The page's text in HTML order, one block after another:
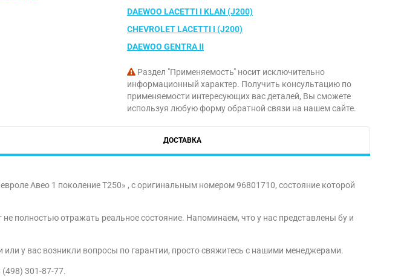
DAEWOO LACETTI I KLAN (J200)
CHEVROLET LACETTI I (J200)
DAEWOO GENTRA II
Раздел "Применяемость" носит исключительно
информационный характер. Получить консультацию по
применяемости интересующих вас деталей, Вы сможете
используя любую форму обратной связи на нашем сайте.
ДОСТАВКА
Авео 1 поколение T250» , с оригинальным номером 96801710, состояние которой
полностью отражать реальное состояние. Напоминаем, что у нас представлены бу и
у вас возникли вопросы по гарантии, просто свяжитесь с нашими менеджерами.
301-87-77.